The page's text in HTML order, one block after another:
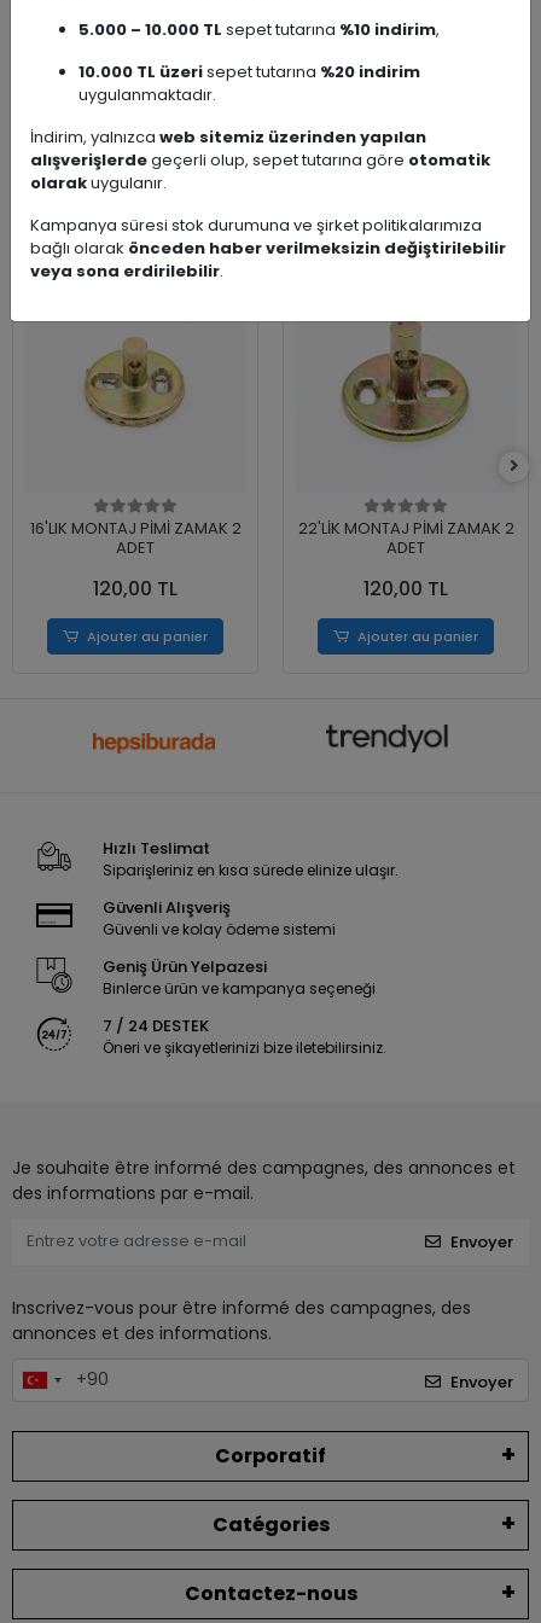
Ürün
Çeşidi
Klozet Fırçalık
16'LIK MONTAJ PİMİ ZAMAK 2
ADET
120,00 TL
Ajouter au panier
22'LİK MONTAJ PİMİ ZAMAK 2
ADET
120,00 TL
Ajouter au panier
Hızlı Teslimat
Siparişleriniz en kısa sürede elinize ulaşır.
Güvenli Alışveriş
Güvenli ve kolay ödeme sistemi
Geniş Ürün Yelpazesi
Binlerce ürün ve kampanya seçeneği
7 / 24 DESTEK
Öneri ve şikayetlerinizi bize iletebilirsiniz.
Je souhaite être informé des campagnes, des annonces et
des informations par e-mail.
Envoyer
Inscrivez-vous pour être informé des campagnes, des
annonces et des informations.
Envoyer
Corporatif
Catégories
Contactez-nous
5.000 – 10.000 TL sepet tutarına %10 indirim,
10.000 TL üzerisepet tutarına %20 indirim
uygulanmaktadır.
İndirim, yalnızca web sitemiz üzerinden yapılan
alışverişlerdegeçerli olup, sepet tutarına göre otomatik
olarakuygulanır.
Kampanya süresi stok durumuna ve şirket politikalarımıza
bağlı olarak önceden haber verilmeksizin değiştirilebilir
veya sona erdirilebilir.